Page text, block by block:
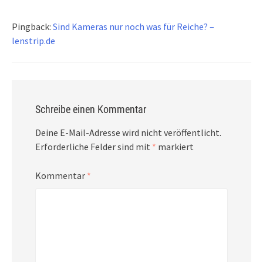
Pingback: Sind Kameras nur noch was für Reiche? –
lenstrip.de
Schreibe einen Kommentar
Deine E-Mail-Adresse wird nicht veröffentlicht.
Erforderliche Felder sind mit * markiert
Kommentar *